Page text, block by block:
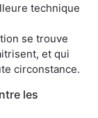
technique
se trouve
et qui
circonstance.
les